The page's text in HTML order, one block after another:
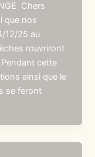
Chers
que nos
12/25 au
rouvriront
cette
ainsi que le
se feront